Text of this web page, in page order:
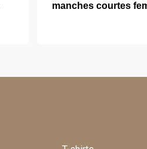
manches courtes